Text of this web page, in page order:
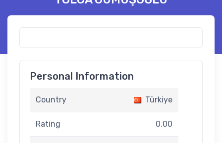
Personal Information
Country Türkiye
Rating 0.00